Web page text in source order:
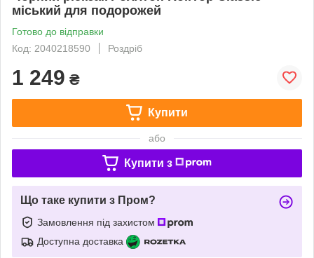
міський для подорожей
Готово до відправки
Код: 2040218590
Роздріб
1 249 ₴
Купити
або
Купити з
Що таке купити з Пром?
Замовлення під захистом
Доступна доставка